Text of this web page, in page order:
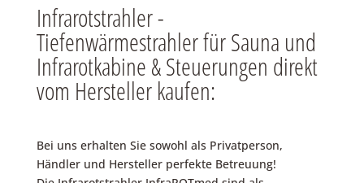
Infrarotstrahler -
Tiefenwärmestrahler für Sauna und
Infrarotkabine & Steuerungen direkt
vom Hersteller kaufen:
Bei uns erhalten Sie sowohl als Privatperson,
Händler und Hersteller perfekte Betreuung!